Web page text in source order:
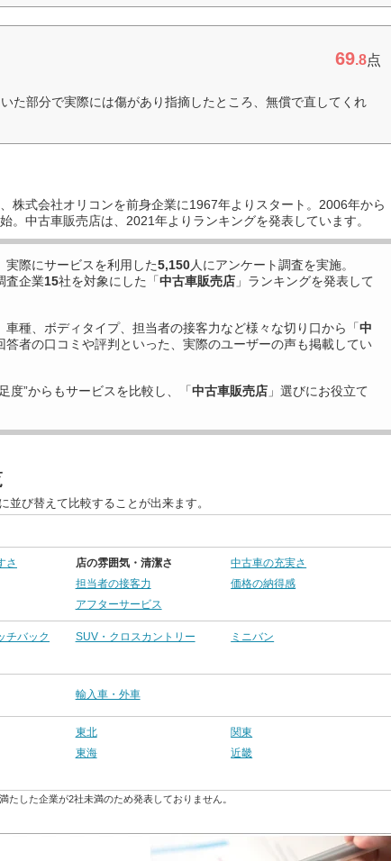
69.8点
た部分で実際には傷があり指摘したところ、無償で直してくれ
株式会社オリコンを前身企業に1967年よりスタート。2006年から
。中古車販売店は、2021年よりランキングを発表しています。
実際にサービスを利用した5,150人にアンケート調査を実施。
査企業15社を対象にした「中古車販売店 」ランキングを発表して
種、ボディタイプ、担当者の接客力など様々な切り口から「中
答者の口コミや評判といった、実際のユーザーの声も掲載してい
度”からもサービスを比較し、「中古車販売店 」選びにお役立て
び替えて比較することが出来ます。
さ 店の雰囲気・清潔さ
中古車の充実さ
担当者の接客力
価格の納得感
アフターサービス
チバック SUV・クロスカントリー
ミニバン
輸入車・外車
東北
関東
東海
近畿
した企業が2社未満のため発表しておりません。